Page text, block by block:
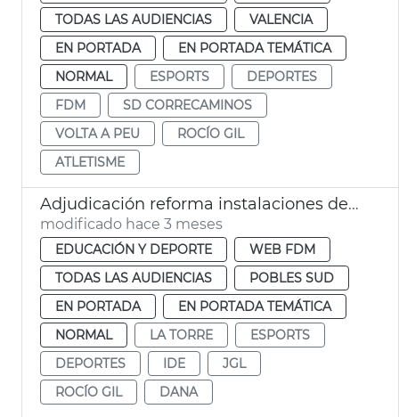
TODAS LAS AUDIENCIAS
VALENCIA
EN PORTADA
EN PORTADA TEMÁTICA
NORMAL
ESPORTS
DEPORTES
FDM
SD CORRECAMINOS
VOLTA A PEU
ROCÍO GIL
ATLETISME
Adjudicación reforma instalaciones deportivas la Torre València
modificado hace 3 meses
EDUCACIÓN Y DEPORTE
WEB FDM
TODAS LAS AUDIENCIAS
POBLES SUD
EN PORTADA
EN PORTADA TEMÁTICA
NORMAL
LA TORRE
ESPORTS
DEPORTES
IDE
JGL
ROCÍO GIL
DANA